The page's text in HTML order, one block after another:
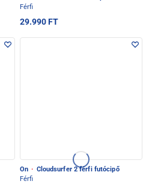
Férfi
29.990 FT
On · Cloudsurfer 2 férfi futócipő
Férfi